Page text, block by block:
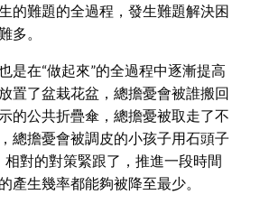
的難題的全過程，發生難題解決困
多。
是在“做起來”的全過程中逐漸提高
置了盆栽花盆，總擔憂會被誰搬回
的公共折疊傘，總擔憂被取走了不
總擔憂會被調皮的小孩子用石頭子
對的對策緊跟了，推進一段時間
產生幾率都能夠被降至最少。